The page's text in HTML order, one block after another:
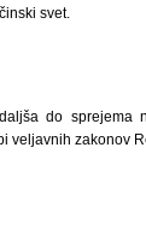
svet.
do sprejema
veljavnih zakonov